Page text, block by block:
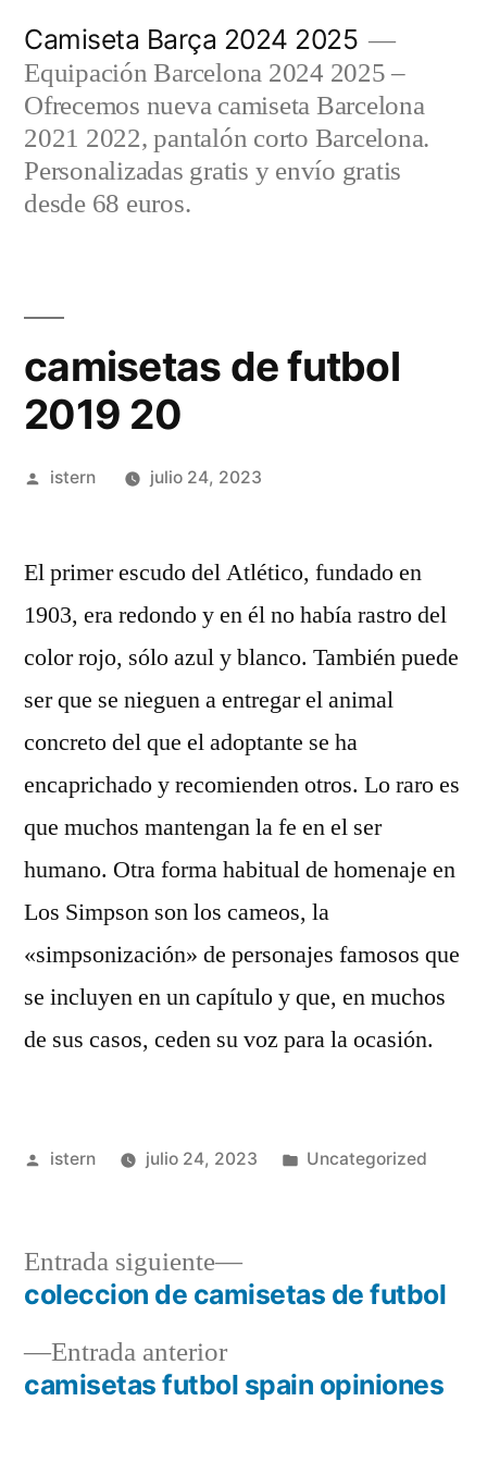
contenido
Camiseta Barça 2024 2025
Equipación Barcelona 2024 2025 –
Ofrecemos nueva camiseta Barcelona
2021 2022, pantalón corto Barcelona.
Personalizadas gratis y envío gratis
desde 68 euros.
camisetas de futbol
2019 20
Publicado
istern julio 24, 2023
El primer escudo del Atlético, fundado en
1903, era redondo y en él no había rastro del
color rojo, sólo azul y blanco. También puede
ser que se nieguen a entregar el animal
concreto del que el adoptante se ha
encaprichado y recomienden otros. Lo raro es
que muchos mantengan la fe en el ser
humano. Otra forma habitual de homenaje en
Los Simpson son los cameos, la
«simpsonización» de personajes famosos que
se incluyen en un capítulo y que, en muchos
de sus casos, ceden su voz para la ocasión.
Publicado
istern julio 24, 2023
Publicado
Uncategorized
Navegación
deEntrada anteriorEntrada
anterior:
camisetas futbol spain opiniones
Entrada siguiente
Entrada
siguiente:
coleccion de camisetas de futbol